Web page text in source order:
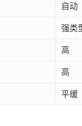
自动
强类
高
高
平缓